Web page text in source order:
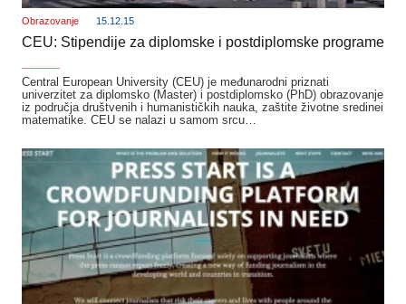
Obrazovanje 15.12.15
CEU: Stipendije za diplomske i postdiplomske programe
Central European University (CEU) je međunarodni priznati
univerzitet za diplomsko (Master) i postdiplomsko (PhD) obrazovanje
iz područja društvenih i humanističkih nauka, zaštite životne sredinei
matematike. CEU se nalazi u samom srcu…